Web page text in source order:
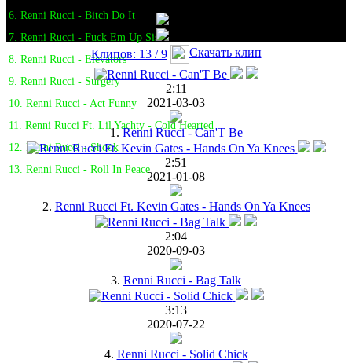
6. Renni Rucci - Bitch Do It
7. Renni Rucci - Fuck Em Up Sis
8. Renni Rucci - Elevators
9. Renni Rucci - Surgery
10. Renni Rucci - Act Funny
11. Renni Rucci Ft. Lil Yachty - Cold Hearted
12. Renni Rucci - Shook
13. Renni Rucci - Roll In Peace
Клипов: 13 / 9 Скачать клип
2:11
2021-03-03
1.Renni Rucci - Can'T Be
2:51
2021-01-08
2. Renni Rucci Ft. Kevin Gates - Hands On Ya Knees
2:04
2020-09-03
3. Renni Rucci - Bag Talk
3:13
2020-07-22
4. Renni Rucci - Solid Chick